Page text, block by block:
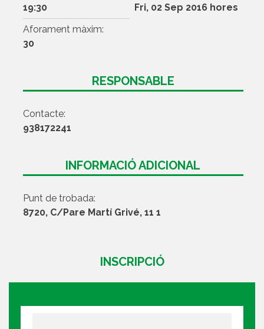
19:30
Fri, 02 Sep 2016 hores
Aforament màxim:
30
RESPONSABLE
Contacte:
938172241
INFORMACIÓ ADICIONAL
Punt de trobada:
8720, C/Pare Martí Grivé, 11 1
INSCRIPCIÓ